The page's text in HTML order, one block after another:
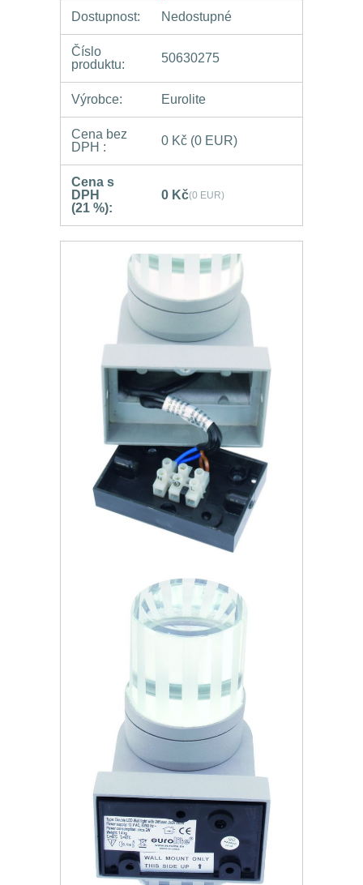
Dostupnost: Nedostupné
Číslo
produktu:
50630275
Výrobce: Eurolite
Cena bez
DPH :
0 Kč (0 EUR)
Cena s
DPH
(21 %):
0 Kč(0 EUR)